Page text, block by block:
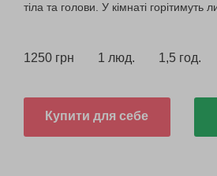
тіла та голови. У кімнаті горітимуть
1250 грн 1 люд. 1,5 год.
Купити для себе